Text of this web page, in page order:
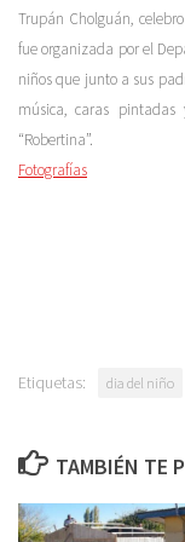
Trupán Cholguán,
fue organizada por el
niños que junto a sus
música, caras
“Robertina”.
Fotografías
Etiquetas: dia del niño
TAMBIÉN TE